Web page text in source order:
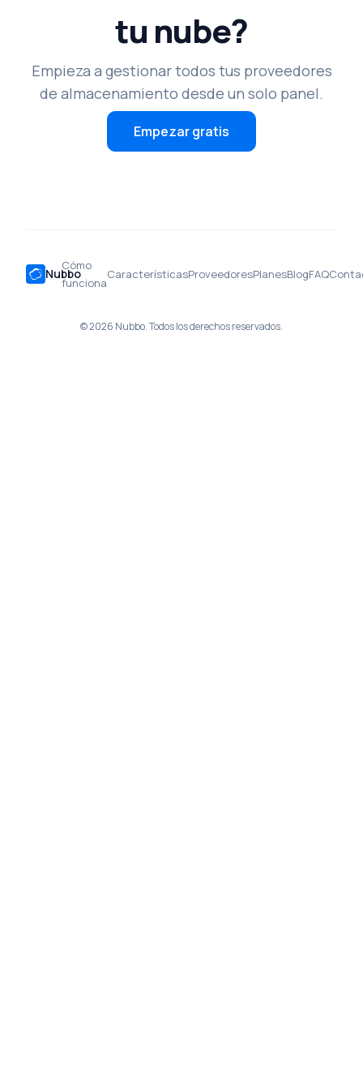
tu nube?
Empieza a gestionar todos tus proveedores
de almacenamiento desde un solo panel.
Empezar gratis
Nubbo
Cómo
funciona
CaracterísticasProveedoresPlanesBlogFAQ
© 2026 Nubbo. Todos los derechos reservados.